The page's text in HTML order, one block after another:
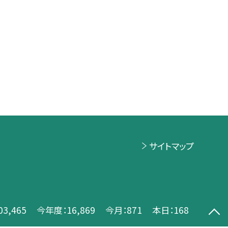
サイトマップ
今年度：16,869 今月：871 本日：168